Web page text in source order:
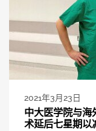
2021年3月23日
中大医学院与海
术延后七星期以